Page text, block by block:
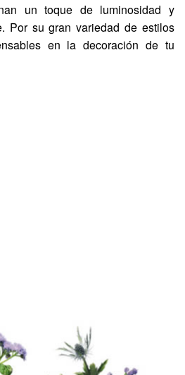
un toque de luminosidad y
Por su gran variedad de estilos
en la decoración de tu